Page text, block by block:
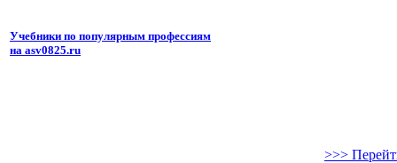
Учебники по популярным профессиям
на asv0825.ru
>>>